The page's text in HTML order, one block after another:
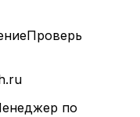
Проверь
по